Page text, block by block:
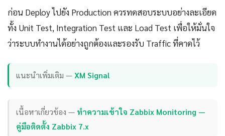
ก่อน Deploy ไปยัง Production ควรทดสอบระบบอย่างละเอียด
ทั้ง Unit Test, Integration Test และ Load Test เพื่อให้มั่นใจ
ว่าระบบทำงานได้อย่างถูกต้องและรองรับ Traffic ที่คาดไว้
แนะนำเพิ่มเติม —XM Signal
เนื้อหาเกี่ยวข้อง — ทำความเข้าใจ Zabbix Monitoring —
คู่มือติดตั้ง Zabbix 7.x